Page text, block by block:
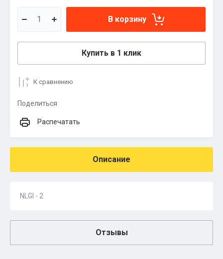
В корзину
Купить в 1 клик
К сравнению
Поделиться
Распечатать
Описание
NLGI - 2
Отзывы